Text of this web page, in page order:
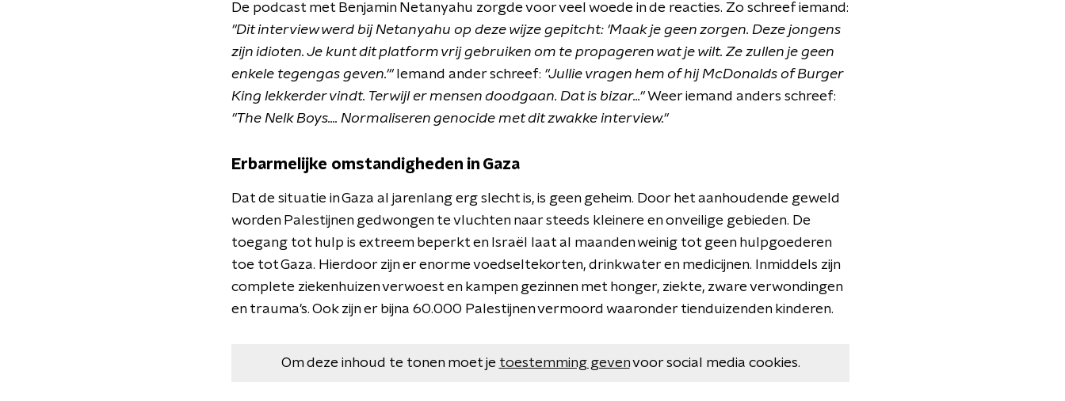
De podcast met Benjamin Netanyahu zorgde voor veel woede in de reacties. Zo schreef iemand:
"Dit interview werd bij Netanyahu op deze wijze gepitcht: 'Maak je geen zorgen. Deze jongens
zijn idioten. Je kunt dit platform vrij gebruiken om te propageren wat je wilt. Ze zullen je geen
enkele tegengas geven.'"Iemand ander schreef: "Jullie vragen hem of hij McDonalds of Burger
King lekkerder vindt. Terwijl er mensen doodgaan. Dat is bizar..."Weer iemand anders schreef:
"The Nelk Boys.... Normaliseren genocide met dit zwakke interview."
Erbarmelijke omstandigheden in Gaza
Dat de situatie in Gaza al jarenlang erg slecht is, is geen geheim. Door het aanhoudende geweld
worden Palestijnen gedwongen te vluchten naar steeds kleinere en onveilige gebieden. De
toegang tot hulp is extreem beperkt en Israël laat al maanden weinig tot geen hulpgoederen
toe tot Gaza. Hierdoor zijn er enorme voedseltekorten, drinkwater en medicijnen. Inmiddels zijn
complete ziekenhuizen verwoest en kampen gezinnen met honger, ziekte, zware verwondingen
en trauma's. Ook zijn er bijna 60.000 Palestijnen vermoord waaronder tienduizenden kinderen.
Om deze inhoud te tonen moet je toestemming gevenvoor social media cookies.